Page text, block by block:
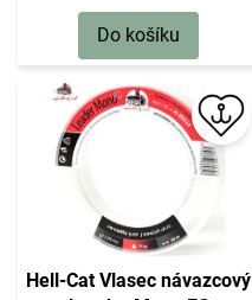
Do košíku
Hell-Cat Vlasec návazcový